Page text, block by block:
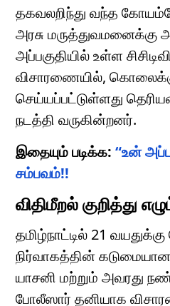
தகவலறிந்து வந்த
அரசு மருத்துவமனைக்கு
அப்பகுதியில் உள்ள
விசாரணையில், கொலைக்கு
செய்யப்பட்டுள்ளது
நடத்தி வருகின்றனர்.
இதையும் படிக்க: “உன்
சம்பவம்!!
விதிமீறல் குறித்து
தமிழ்நாட்டில் 21
நிர்வாகத்தின்
யாசனி மற்றும் அவரது
போலீஸார் தனியாக